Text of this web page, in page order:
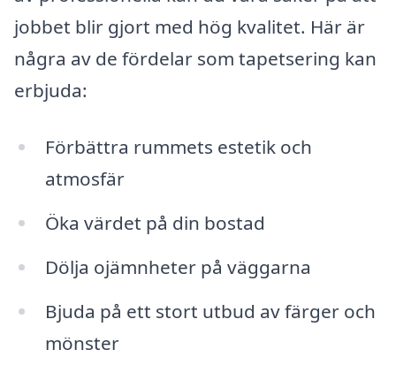
jobbet blir gjort med hög kvalitet. Här är
några av de fördelar som tapetsering kan
erbjuda:
Förbättra rummets estetik och
atmosfär
Öka värdet på din bostad
Dölja ojämnheter på väggarna
Bjuda på ett stort utbud av färger och
mönster